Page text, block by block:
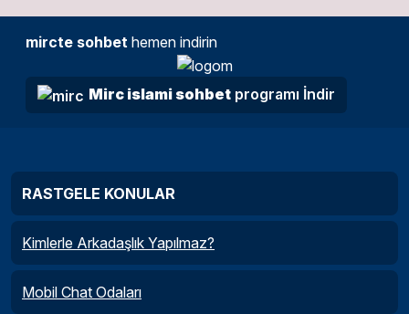
mircte sohbet hemen indirin
Mirc islami sohbet programı İndir
RASTGELE KONULAR
Kimlerle Arkadaşlık Yapılmaz?
Mobil Chat Odaları